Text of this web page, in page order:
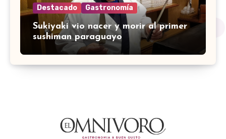
Destacado Gastronomía
Sukiyaki vio nacer y morir al primer
sushiman paraguayo